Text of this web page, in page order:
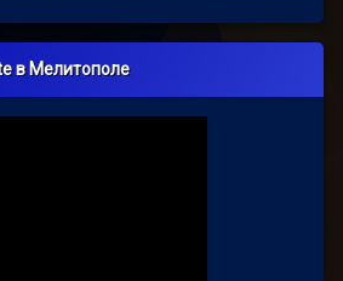
в Мелитополе